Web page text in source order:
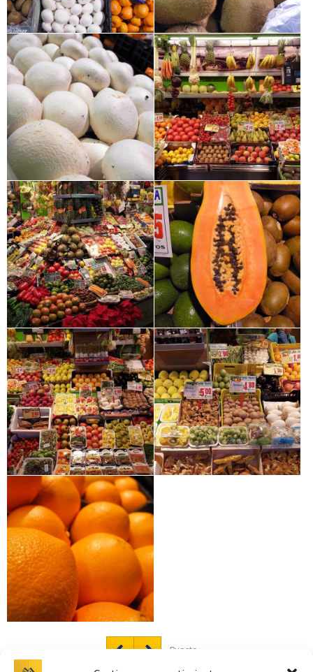
Puesto